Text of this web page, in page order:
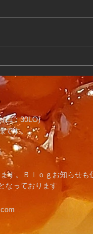
：30LO)
です。
す。Ｂｌｏｇお知らせも
なっております